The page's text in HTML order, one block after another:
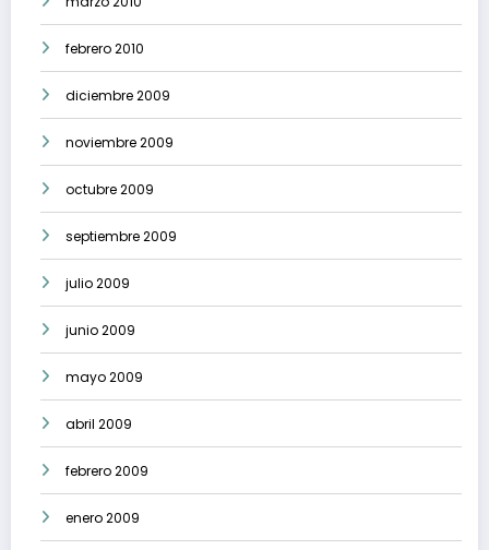
febrero 2010
diciembre 2009
noviembre 2009
octubre 2009
septiembre 2009
julio 2009
junio 2009
mayo 2009
abril 2009
febrero 2009
enero 2009